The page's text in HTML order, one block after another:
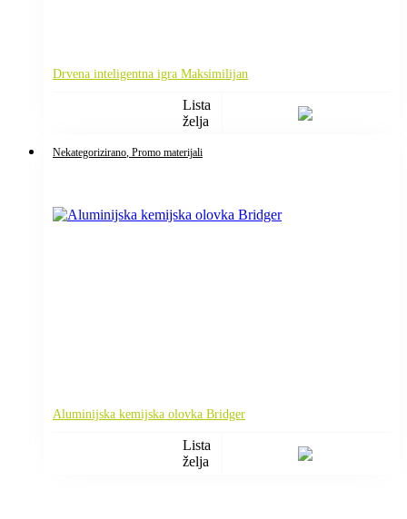
Drvena inteligentna igra Maksimilijan
Lista
želja
Nekategorizirano , Promo materijali
Aluminijska kemijska olovka Bridger
Lista
želja